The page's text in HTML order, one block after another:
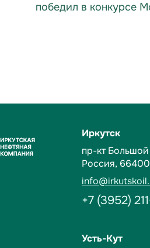
победил в конкурсе
Иркутск
пр-кт
Россия,
+7 (3952)
Усть-Кут